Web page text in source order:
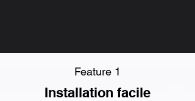
Feature 1
Installation facile